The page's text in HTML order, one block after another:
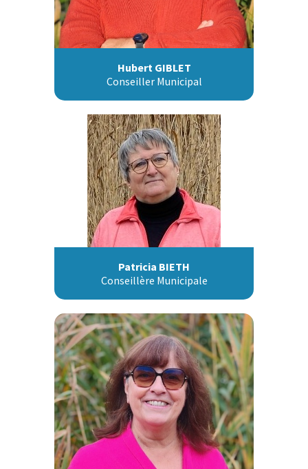
Hubert GIBLET
Conseiller Municipal
Patricia BIETH
Conseillère Municipale